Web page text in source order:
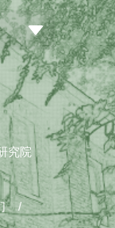
究院
/